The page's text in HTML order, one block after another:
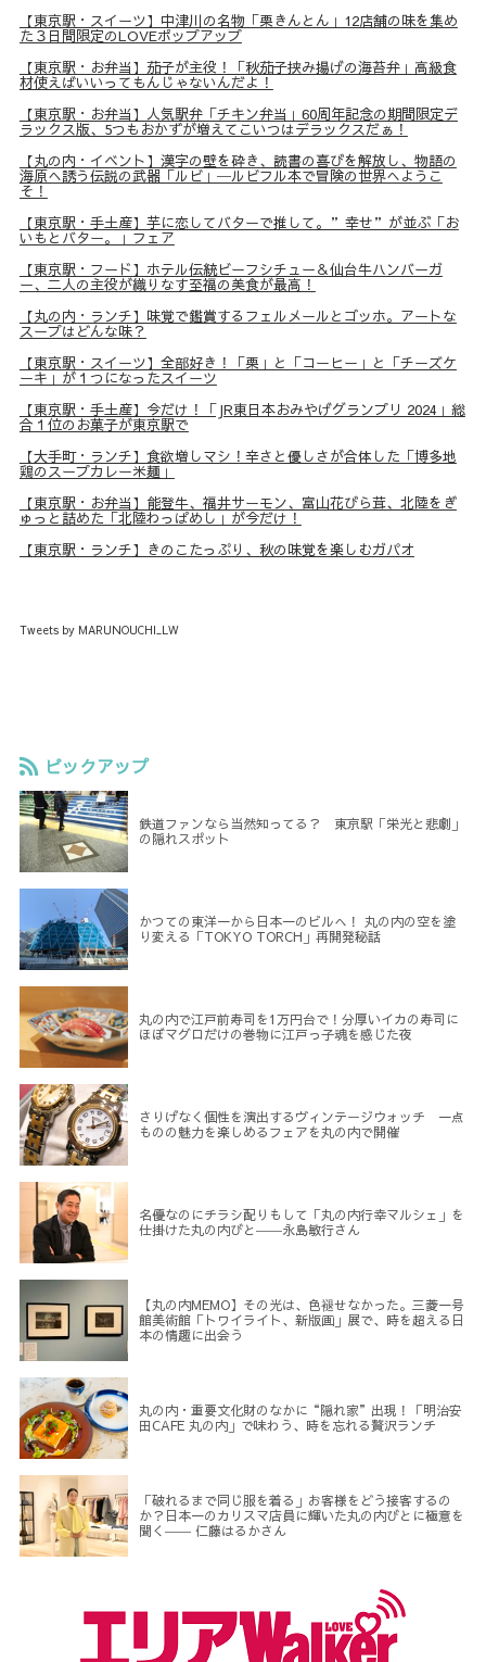
【東京駅・スイーツ】中津川の名物「栗きんとん」12店舗の味を集め
た３日間限定のLOVEポップアップ
【東京駅・お弁当】茄子が主役！「秋茄子挟み揚げの海苔弁」高級食
材使えばいいってもんじゃないんだよ！
【東京駅・お弁当】人気駅弁「チキン弁当」60周年記念の期間限定デ
ラックス版、5つもおかずが増えてこいつはデラックスだぁ！
【丸の内・イベント】漢字の壁を砕き、読書の喜びを解放し、物語の
海原へ誘う伝説の武器「ルビ」─ルビフル本で冒険の世界へようこ
そ！
【東京駅・手土産】芋に恋してバターで推して。”幸せ”が並ぶ「お
いもとバター。」フェア
【東京駅・フード】ホテル伝統ビーフシチュー＆仙台牛ハンバーガ
ー、二人の主役が織りなす至福の美食が最高！
【丸の内・ランチ】味覚で鑑賞するフェルメールとゴッホ。アートな
スープはどんな味？
【東京駅・スイーツ】全部好き！「栗」と「コーヒー」と「チーズケ
ーキ」が１つになったスイーツ
【東京駅・手土産】今だけ！「JR東日本おみやげグランプリ 2024」総
合１位のお菓子が東京駅で
【大手町・ランチ】食欲増しマシ！辛さと優しさが合体した「博多地
鶏のスープカレー米麺」
【東京駅・お弁当】能登牛、福井サーモン、富山花びら茸、北陸をぎ
ゅっと詰めた「北陸わっぱめし」が今だけ！
【東京駅・ランチ】きのこたっぷり、秋の味覚を楽しむガパオ
Tweets by MARUNOUCHI_LW
ピックアップ
鉄道ファンなら当然知ってる？ 東京駅「栄光と悲劇」
の隠れスポット
かつての東洋一から日本一のビルへ！ 丸の内の空を塗
り変える「TOKYO TORCH」再開発秘話
丸の内で江戸前寿司を1万円台で！分厚いイカの寿司に
ほぼマグロだけの巻物に江戸っ子魂を感じた夜
さりげなく個性を演出するヴィンテージウォッチ 一点
ものの魅力を楽しめるフェアを丸の内で開催
名優なのにチラシ配りもして「丸の内行幸マルシェ」を
仕掛けた丸の内びと――永島敏行さん
【丸の内MEMO】その光は、色褪せなかった。三菱一号
館美術館「トワイライト、新版画」展で、時を超える日
本の情趣に出会う
丸の内・重要文化財のなかに“隠れ家”出現！「明治安
田CAFE 丸の内」で味わう、時を忘れる贅沢ランチ
「破れるまで同じ服を着る」お客様をどう接客するの
か？日本一のカリスマ店員に輝いた丸の内びとに極意を
聞く―― 仁藤はるかさん